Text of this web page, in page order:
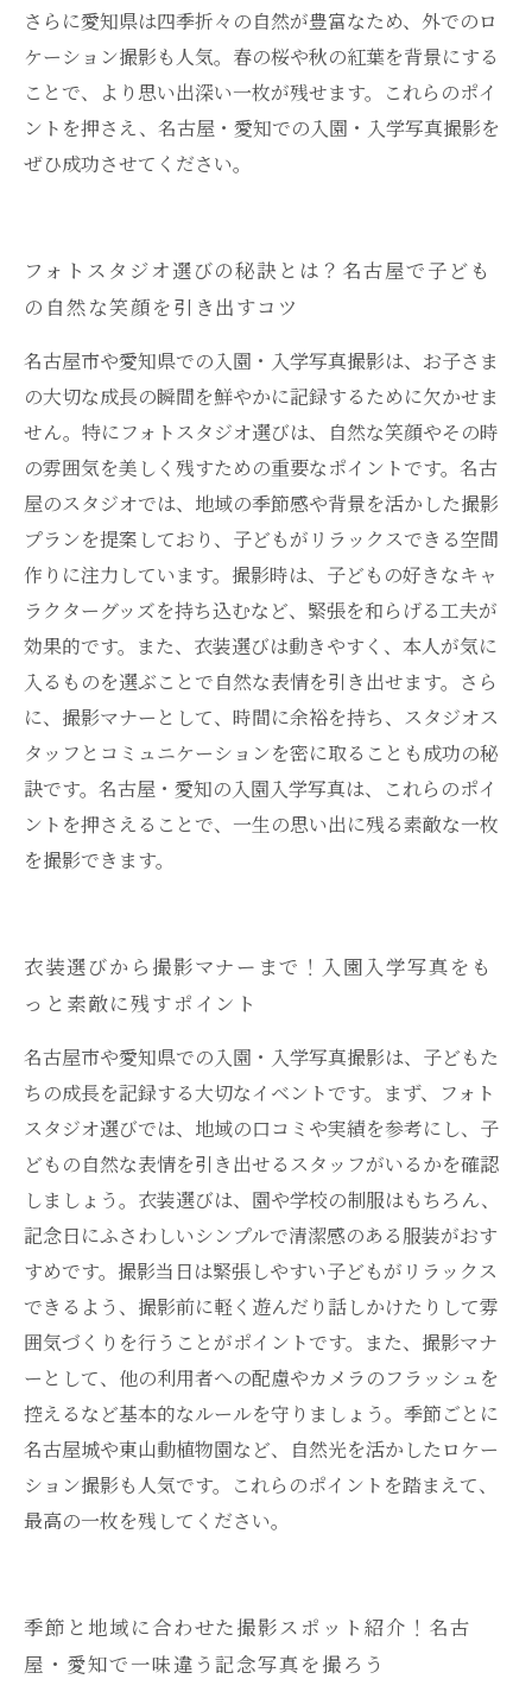
さらに愛知県は四季折々の自然が豊富なため、外でのロ
ケーション撮影も人気。春の桜や秋の紅葉を背景にする
ことで、より思い出深い一枚が残せます。これらのポイ
ントを押さえ、名古屋・愛知での入園・入学写真撮影を
ぜひ成功させてください。
フォトスタジオ選びの秘訣とは？名古屋で子ども
の自然な笑顔を引き出すコツ
名古屋市や愛知県での入園・入学写真撮影は、お子さま
の大切な成長の瞬間を鮮やかに記録するために欠かせま
せん。特にフォトスタジオ選びは、自然な笑顔やその時
の雰囲気を美しく残すための重要なポイントです。名古
屋のスタジオでは、地域の季節感や背景を活かした撮影
プランを提案しており、子どもがリラックスできる空間
作りに注力しています。撮影時は、子どもの好きなキャ
ラクターグッズを持ち込むなど、緊張を和らげる工夫が
効果的です。また、衣装選びは動きやすく、本人が気に
入るものを選ぶことで自然な表情を引き出せます。さら
に、撮影マナーとして、時間に余裕を持ち、スタジオス
タッフとコミュニケーションを密に取ることも成功の秘
訣です。名古屋・愛知の入園入学写真は、これらのポイ
ントを押さえることで、一生の思い出に残る素敵な一枚
を撮影できます。
衣装選びから撮影マナーまで！入園入学写真をも
っと素敵に残すポイント
名古屋市や愛知県での入園・入学写真撮影は、子どもた
ちの成長を記録する大切なイベントです。まず、フォト
スタジオ選びでは、地域の口コミや実績を参考にし、子
どもの自然な表情を引き出せるスタッフがいるかを確認
しましょう。衣装選びは、園や学校の制服はもちろん、
記念日にふさわしいシンプルで清潔感のある服装がおす
すめです。撮影当日は緊張しやすい子どもがリラックス
できるよう、撮影前に軽く遊んだり話しかけたりして雰
囲気づくりを行うことがポイントです。また、撮影マナ
ーとして、他の利用者への配慮やカメラのフラッシュを
控えるなど基本的なルールを守りましょう。季節ごとに
名古屋城や東山動植物園など、自然光を活かしたロケー
ション撮影も人気です。これらのポイントを踏まえて、
最高の一枚を残してください。
季節と地域に合わせた撮影スポット紹介！名古
屋・愛知で一味違う記念写真を撮ろう